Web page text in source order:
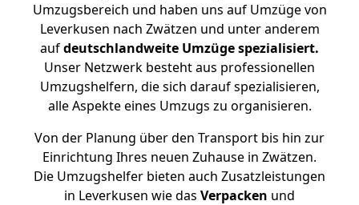
Umzugsbereich und haben uns auf Umzüge von
Leverkusen nach Zwätzen und unter anderem
aufdeutschlandweite Umzüge spezialisiert.
Unser Netzwerk besteht aus professionellen
Umzugshelfern, die sich darauf spezialisieren,
alle Aspekte eines Umzugs zu organisieren.
Von der Planung über den Transport bis hin zur
Einrichtung Ihres neuen Zuhause in Zwätzen.
Die Umzugshelfer bieten auch Zusatzleistungen
in Leverkusen wie das Verpacken und